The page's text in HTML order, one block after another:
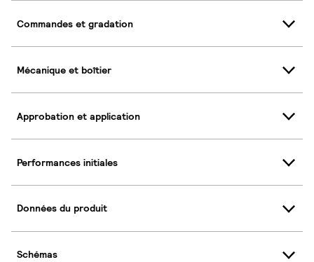
Commandes et gradation
Mécanique et boîtier
Approbation et application
Performances initiales
Données du produit
Schémas